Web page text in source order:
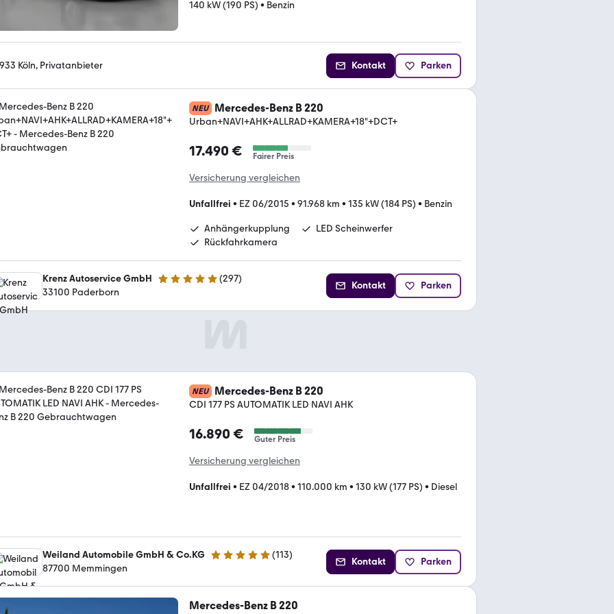
140 kW (190 PS) • Benzin
Köln, Privatanbieter Kontakt Parken
NEU Mercedes-Benz B 220
Urban+NAVI+AHK+ALLRAD+KAMERA+18"+DCT+
17.490 € Fairer Preis
Versicherung vergleichen
Unfallfrei • EZ 06/2015 • 91.968 km • 135 kW (184 PS) • Benzin
Anhängerkupplung
LED Scheinwerfer
Rückfahrkamera
Krenz Autoservice GmbH 4.8 Sterne (297)
33100 Paderborn
Kontakt Parken
NEU Mercedes-Benz B 220
CDI 177 PS AUTOMATIK LED NAVI AHK
16.890 € Guter Preis
Versicherung vergleichen
Unfallfrei • EZ 04/2018• 110.000 km • 130 kW (177 PS) • Diesel
Weiland Automobile GmbH & Co.KG 5 Sterne (113)
87700 Memmingen
Kontakt Parken
Mercedes-Benz B 220